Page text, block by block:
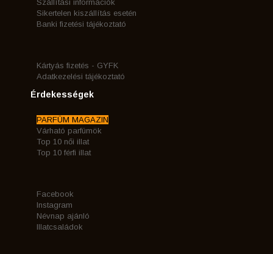
Szállítási információk
Sikertelen kiszállítás esetén
Banki fizetési tájékoztató
Kártyás fizetés - GYFK
Adatkezelési tájékoztató
Érdekességek
PARFÜM MAGAZIN
Várható parfümök
Top 10 női illat
Top 10 férfi illat
Facebook
Instagram
Névnap ajánló
Illatcsaládok